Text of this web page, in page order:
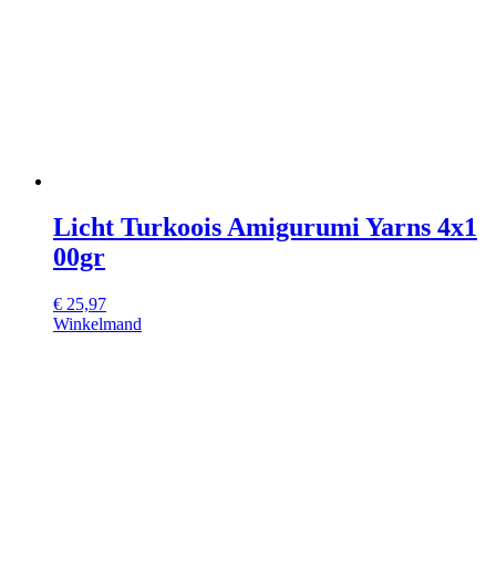
Licht Turkoois Amigurumi Yarns 4x1
00gr
€ 25,97
Winkelmand